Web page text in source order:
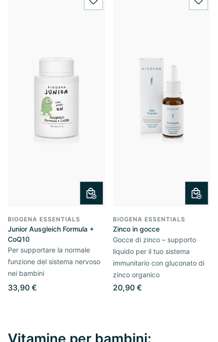
wishlist.add
BIOGENA ESSENTIALS
Junior Ausgleich Formula +
CoQ10
Per supportare la normale
funzione del sistema nervoso
nei bambini
33,90 €
BIOGENA ESSENTIALS
Zinco in gocce
Gocce di zinco – supporto
liquido per il tuo sistema
immunitario con gluconato di
zinco organico
20,90 €
Vitamine per bambini: